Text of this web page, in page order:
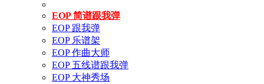
EOP 简谱跟我弹
EOP 跟我弹
EOP 乐谱架
EOP 作曲大师
EOP 五线谱跟我弹
EOP 大神秀场